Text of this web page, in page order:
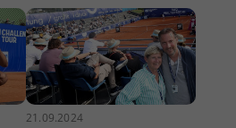
21.09.2024